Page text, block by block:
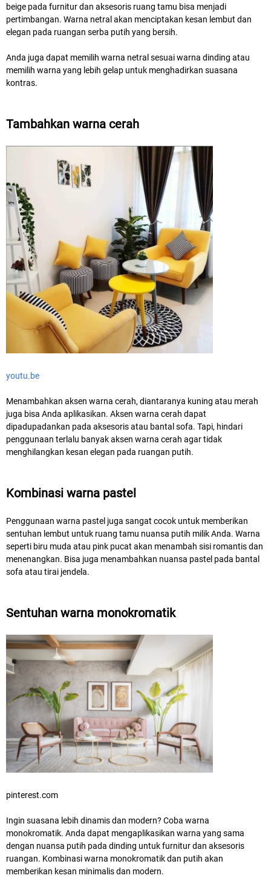
beige pada furnitur dan aksesoris ruang tamu bisa menjadi
pertimbangan. Warna netral akan menciptakan kesan lembut dan
elegan pada ruangan serba putih yang bersih.
Anda juga dapat memilih warna netral sesuai warna dinding atau
memilih warna yang lebih gelap untuk menghadirkan suasana
kontras.
Tambahkan warna cerah
youtu.be
Menambahkan aksen warna cerah, diantaranya kuning atau merah
juga bisa Anda aplikasikan. Aksen warna cerah dapat
dipadupadankan pada aksesoris atau bantal sofa. Tapi, hindari
penggunaan terlalu banyak aksen warna cerah agar tidak
menghilangkan kesan elegan pada ruangan putih.
Kombinasi warna pastel
Penggunaan warna pastel juga sangat cocok untuk memberikan
sentuhan lembut untuk ruang tamu nuansa putih milik Anda. Warna
seperti biru muda atau pink pucat akan menambah sisi romantis dan
menenangkan. Bisa juga menambahkan nuansa pastel pada bantal
sofa atau tirai jendela.
Sentuhan warna monokromatik
pinterest.com
Ingin suasana lebih dinamis dan modern? Coba warna
monokromatik. Anda dapat mengaplikasikan warna yang sama
dengan nuansa putih pada dinding untuk furnitur dan aksesoris
ruangan. Kombinasi warna monokromatik dan putih akan
memberikan kesan minimalis dan modern.